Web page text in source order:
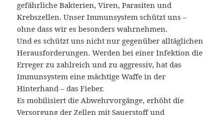
gefährliche Bakterien, Viren, Parasiten und
Krebszellen. Unser Immunsystem schützt uns –
ohne dass wir es besonders wahrnehmen.
Und es schützt uns nicht nur gegenüber alltäglichen
Herausforderungen. Werden bei einer Infektion die
Erreger zu zahlreich und zu aggressiv, hat das
Immunsystem eine mächtige Waffe in der
Hinterhand – das Fieber.
Es mobilisiert die Abwehrvorgänge, erhöht die
Versorgung der Zellen mit Sauerstoff und